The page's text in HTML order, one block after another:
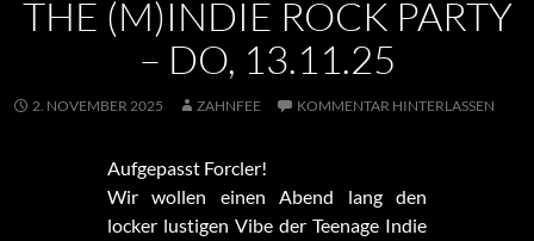
THE (M)INDIE ROCK PARTY
– DO, 13.11.25
2. NOVEMBER 2025 ZAHNFEE KOMMENTAR HINTERLASSEN
Aufgepasst Forcler!
Wir wollen einen Abend lang den
locker lustigen Vibe der Teenage Indie